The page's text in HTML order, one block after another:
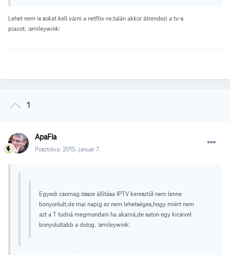
Lehet nem is sokat kell várni a netflix-re,talán akkor átrendezi a tv-s
piacot. :smileywink:
1
ApaFia
Posztolva: 2015. január 7.
Egyedi csomag össze állítása IPTV keresztűl nem lenne
bonyonlult,de mai napig ez nem lehetséges,hogy miért nem
azt a T tudná megmondani ha akarná,de saton egy kicsivel
bonyolultabb a dolog. :smileywink: